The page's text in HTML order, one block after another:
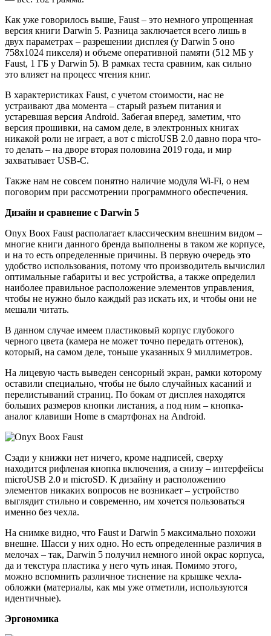
Как уже говорилось выше, Faust – это немного упрощенная
версия книги Darwin 5. Разница заключается всего лишь в
двух параметрах – разрешении дисплея (у Darwin 5 оно
758х1024 пикселя) и объеме оперативной памяти (512 МБ у
Faust, 1 ГБ у Darwin 5). В рамках теста сравним, как сильно
это влияет на процесс чтения книг.
В характеристиках Faust, с учетом стоимости, нас не
устраивают два момента – старый разъем питания и
устаревшая версия Android. Забегая вперед, заметим, что
версия прошивки, на самом деле, в электронных книгах
никакой роли не играет, а вот с microUSB 2.0 давно пора что-
то делать – на дворе вторая половина 2019 года, и мир
захватывает USB-C.
Также нам не совсем понятно наличие модуля Wi-Fi, о нем
поговорим при рассмотрении программного обеспечения.
Дизайн и сравнение с Darwin 5
Onyx Boox Faust располагает классическим внешним видом –
многие книги данного бренда выполнены в таком же корпусе,
и на то есть определенные причины. В первую очередь это
удобство использования, потому что производитель вычислил
оптимальные габариты и вес устройства, а также определил
наиболее правильное расположение элементов управления,
чтобы не нужно было каждый раз искать их, и чтобы они не
мешали читать.
В данном случае имеем пластиковый корпус глубокого
черного цвета (камера не может точно передать оттенок),
который, на самом деле, тоньше указанных 9 миллиметров.
На лицевую часть выведен сенсорный экран, рамки которому
оставили специально, чтобы не было случайных касаний и
перелистываний страниц. По бокам от дисплея находятся
больших размеров кнопки листания, а под ним – кнопка-
аналог клавиши Home в смартфонах на Android.
Сзади у книжки нет ничего, кроме надписей, сверху
находится рифленая кнопка включения, а снизу – интерфейсы
microUSB 2.0 и microSD. К дизайну и расположению
элементов никаких вопросов не возникает – устройство
выглядит стильно и современно, им хочется пользоваться
именно без чехла.
На снимке видно, что Faust и Darwin 5 максимально похожи
внешне. Шасси у них одно. Но есть определенные различия в
мелочах – так, Darwin 5 получил немного иной окрас корпуса,
да и текстура пластика у него чуть иная. Помимо этого,
можно вспомнить различное тиснение на крышке чехла-
обложки (материалы, как мы уже отметили, используются
идентичные).
Эргономика